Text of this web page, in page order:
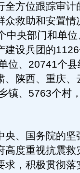
全方位跟踪审
众救助和安置情
中央部门和单
建设兵团的
位、20741个
、陕西、重庆、
镇、5763个村
、国务院的坚
高度重视抗震救
求，积极贯彻落